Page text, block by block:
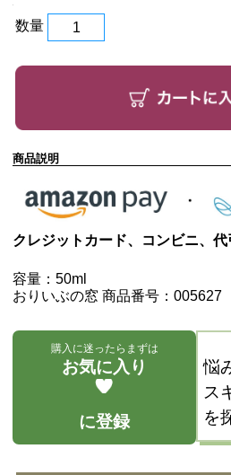
数量
商品説明
クレジットカード、コンビニ、
容量：50ml
おりいぶの窓 商品番号：005627
購入に迷ったらまずは
お気に入り
に登録
悩
ス
を